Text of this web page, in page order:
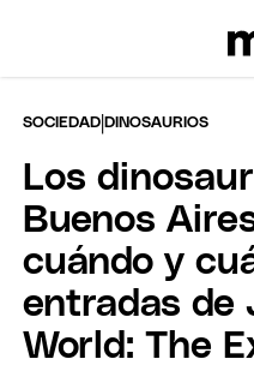
SOCIEDAD |DINOSAURIOS
Los
Buenos
cuándo y
entradas de
World: The